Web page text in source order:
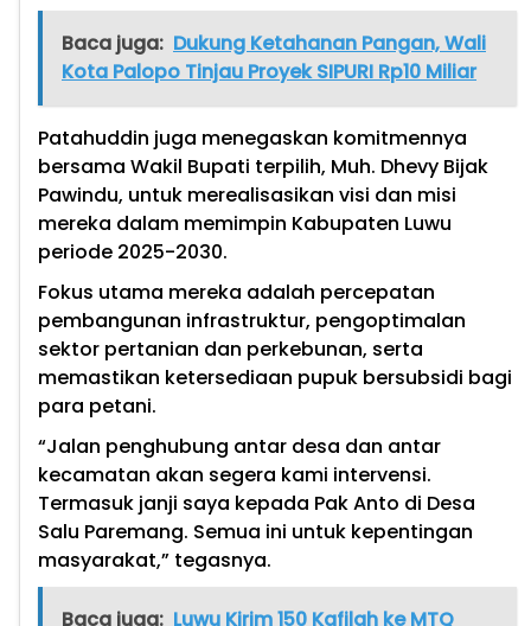
Baca juga: Dukung Ketahanan Pangan, Wali
Kota Palopo Tinjau Proyek SIPURI Rp10 Miliar
Patahuddin juga menegaskan komitmennya
bersama Wakil Bupati terpilih, Muh. Dhevy Bijak
Pawindu, untuk merealisasikan visi dan misi
mereka dalam memimpin Kabupaten Luwu
periode 2025-2030.
Fokus utama mereka adalah percepatan
pembangunan infrastruktur, pengoptimalan
sektor pertanian dan perkebunan, serta
memastikan ketersediaan pupuk bersubsidi bagi
para petani.
“Jalan penghubung antar desa dan antar
kecamatan akan segera kami intervensi.
Termasuk janji saya kepada Pak Anto di Desa
Salu Paremang. Semua ini untuk kepentingan
masyarakat,” tegasnya.
Baca juga: Luwu Kirim 150 Kafilah ke MTQ